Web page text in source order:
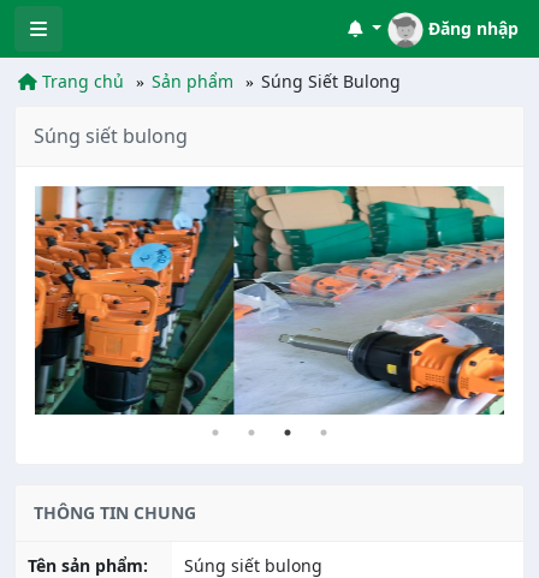
Đăng nhập
Trang chủ Sản phẩm Súng Siết Bulong
Súng siết bulong
THÔNG TIN CHUNG
Tên sản phẩm: Súng siết bulong